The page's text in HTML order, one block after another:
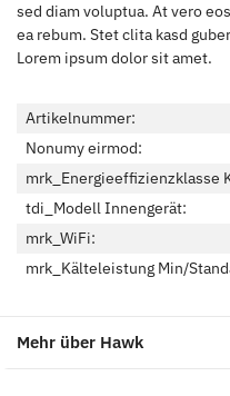
sed diam voluptua. At vero
ea rebum. Stet clita kasd
Lorem ipsum dolor sit amet.
Artikelnummer:
Nonumy eirmod:
mrk_Energieeffizienzklasse
tdi_Modell Innengerät:
mrk_WiFi:
mrk_Kälteleistung Min/
Mehr über Hawk